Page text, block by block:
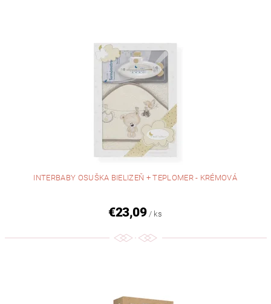
INTERBABY OSUŠKA BIELIZEŇ + TEPLOMER - KRÉMOVÁ
€23,09 / ks